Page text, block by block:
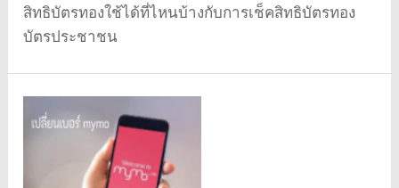
สิทธิบัตรทองใช้ได้ที่ไหนบ้างกับการเช็คสิทธิบัตรทอง
บัตรประชาชน